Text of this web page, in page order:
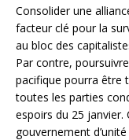
Consolider une
facteur clé pour la
au bloc des
Par contre,
pacifique pourra être
toutes les parties
espoirs du 25 janvier.
gouvernement